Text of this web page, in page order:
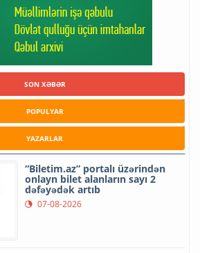
SON XƏBƏR
POPULYAR
YAZARLAR
“Biletim.az” portalı üzərindən
onlayn bilet alanların sayı 2
dəfəyədək artıb
07-08-2026